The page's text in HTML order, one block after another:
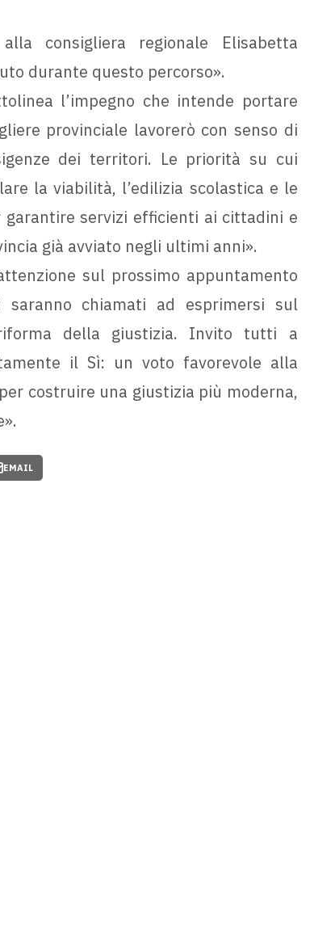
consigliera regionale Elisabetta
durante questo percorso».
l’impegno che intende portare
provinciale lavorerò con senso di
dei territori. Le priorità su cui
la viabilità, l’edilizia scolastica e le
servizi efficienti ai cittadini e
già avviato negli ultimi anni».
sul prossimo appuntamento
chiamati ad esprimersi sul
della giustizia. Invito tutti a
il Sì: un voto favorevole alla
costruire una giustizia più moderna,
EMAIL